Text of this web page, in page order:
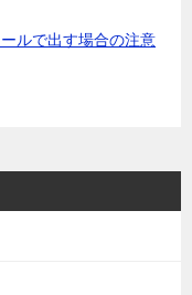
ルで出す場合の注意